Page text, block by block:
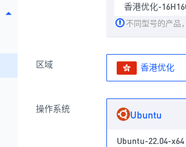
香港优化-
不同型号的产品
区域 香港优化
操作系统 Ubuntu
Ubuntu-22.04-x64